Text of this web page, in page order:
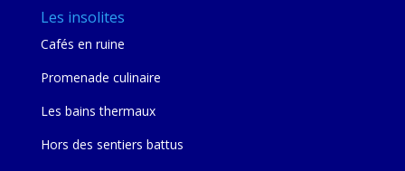
Les insolites
Cafés en ruine
Promenade culinaire
Les bains thermaux
Hors des sentiers battus